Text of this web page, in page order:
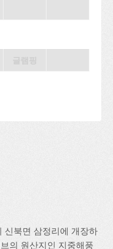
신북면 삼정리에 개장하
의 원산지인 지중해풍